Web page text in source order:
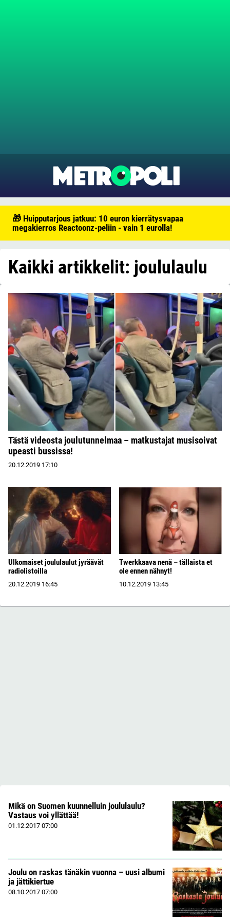
🎁 Huipputarjous jatkuu: 10 euron kierrätysvapaa
megakierros Reactoonz-peliin - vain 1 eurolla!
Kaikki artikkelit: joululaulu
Tästä videosta joulutunnelmaa – matkustajat musisoivat
upeasti bussissa!
20.12.2019 17:10
Ulkomaiset joululaulut jyräävät
radiolistoilla
20.12.2019 16:45
Twerkkaava nenä – tällaista et
ole ennen nähnyt!
10.12.2019 13:45
Mikä on Suomen kuunnelluin joululaulu?
Vastaus voi yllättää!
01.12.2017 07:00
Joulu on raskas tänäkin vuonna – uusi albumi
ja jättikiertue
08.10.2017 07:00